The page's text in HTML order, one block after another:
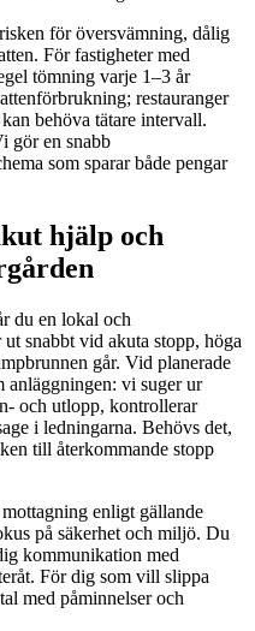
för översvämning, dålig
För fastigheter med
tömning varje 1–3 år
restauranger
behöva tätare intervall.
gör en snabb
som sparar både pengar
hjälp och
du en lokal och
snabbt vid akuta stopp, höga
går. Vid planerade
anläggningen: vi suger ur
och utlopp, kontrollerar
i ledningarna. Behövs det,
till återkommande stopp
enligt gällande
på säkerhet och miljö. Du
kommunikation med
För dig som vill slippa
med påminnelser och